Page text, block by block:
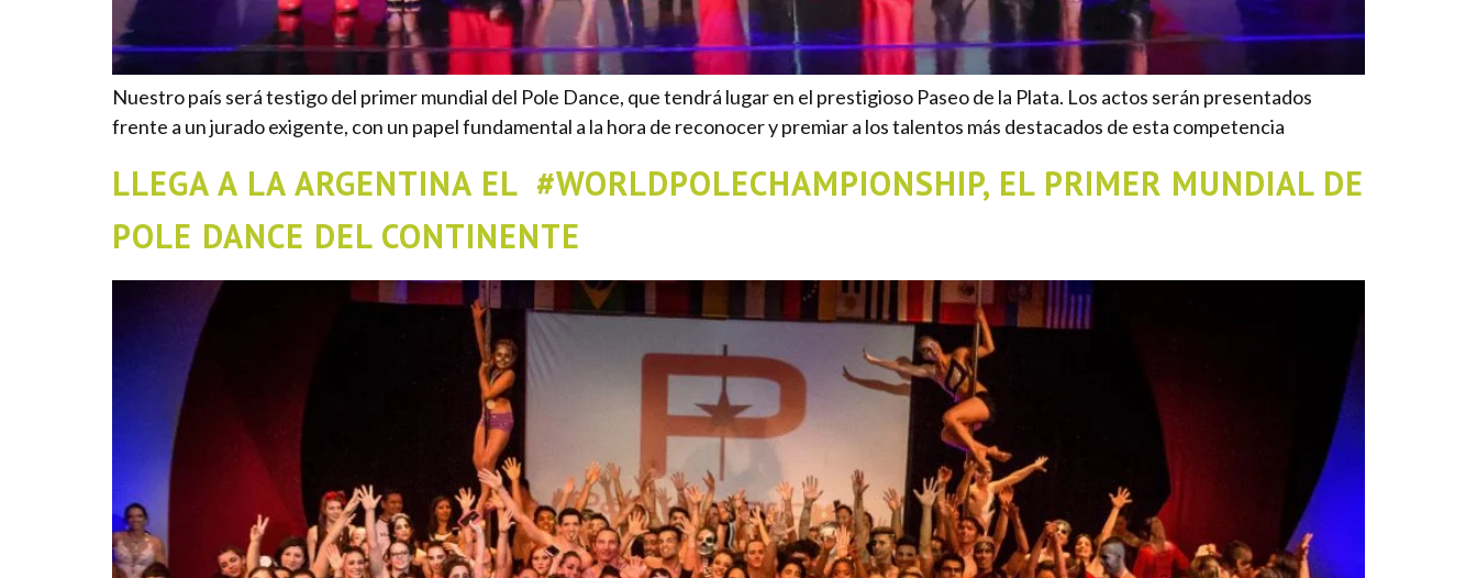
Nuestro país será testigo del primer mundial del Pole Dance, que tendrá lugar en el prestigioso Paseo de la Plata. Los actos serán presentados
frente a un jurado exigente, con un papel fundamental a la hora de reconocer y premiar a los talentos más destacados de esta competencia
LLEGA A LA ARGENTINA EL #WORLDPOLECHAMPIONSHIP, EL PRIMER MUNDIAL DE
POLE DANCE DEL CONTINENTE